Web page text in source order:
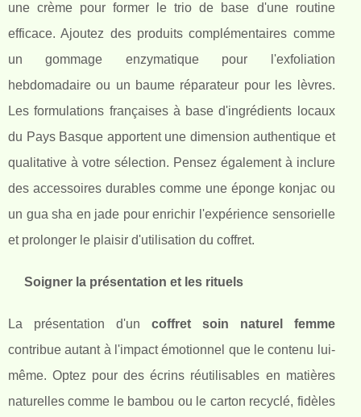
une crème pour former le trio de base d'une routine
efficace. Ajoutez des produits complémentaires comme
un gommage enzymatique pour l'exfoliation
hebdomadaire ou un baume réparateur pour les lèvres.
Les formulations françaises à base d'ingrédients locaux
du Pays Basque apportent une dimension authentique et
qualitative à votre sélection. Pensez également à inclure
des accessoires durables comme une éponge konjac ou
un gua sha en jade pour enrichir l'expérience sensorielle
et prolonger le plaisir d'utilisation du coffret.
Soigner la présentation et les rituels
La présentation d'un coffret soin naturel femme
contribue autant à l'impact émotionnel que le contenu lui-
même. Optez pour des écrins réutilisables en matières
naturelles comme le bambou ou le carton recyclé, fidèles